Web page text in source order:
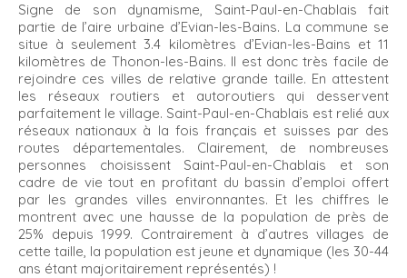
Signe de son dynamisme, Saint-Paul-en-Chablais fait
partie de l’aire urbaine d’Evian-les-Bains. La commune se
situe à seulement 3.4 kilomètres d’Evian-les-Bains et 11
kilomètres de Thonon-les-Bains. Il est donc très facile de
rejoindre ces villes de relative grande taille. En attestent
les réseaux routiers et autoroutiers qui desservent
parfaitement le village. Saint-Paul-en-Chablais est relié aux
réseaux nationaux à la fois français et suisses par des
routes départementales. Clairement, de nombreuses
personnes choisissent Saint-Paul-en-Chablais et son
cadre de vie tout en profitant du bassin d’emploi offert
par les grandes villes environnantes. Et les chiffres le
montrent avec une hausse de la population de près de
25% depuis 1999. Contrairement à d’autres villages de
cette taille, la population est jeune et dynamique (les 30-44
ans étant majoritairement représentés) !